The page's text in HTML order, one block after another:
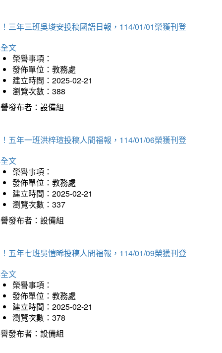
三年三班吳埈安投稿國語日報，114/01/01榮獲刊登
文
榮譽事項：
發佈單位：教務處
建立時間：2025-02-21
瀏覽次數：388
發布者：設備組
五年一班洪梓瑄投稿人間福報，114/01/06榮獲刊登
文
榮譽事項：
發佈單位：教務處
建立時間：2025-02-21
瀏覽次數：337
發布者：設備組
五年七班吳愷晞投稿人間福報，114/01/09榮獲刊登
文
榮譽事項：
發佈單位：教務處
建立時間：2025-02-21
瀏覽次數：378
發布者：設備組